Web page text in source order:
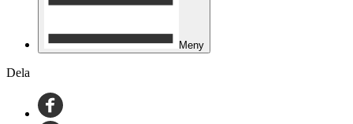
Meny
Dela